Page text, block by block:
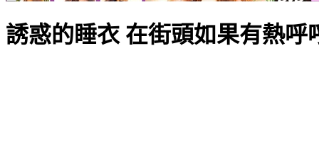
誘惑的睡衣 在街頭如果有熱